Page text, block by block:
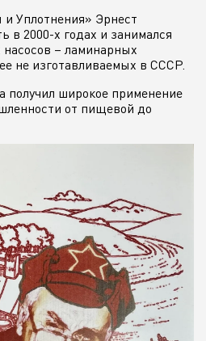
Уплотнения» Эрнест
в 2000-х годах и занимался
– ламинарных
не изготавливаемых в СССР.
получил широкое применение
от пищевой до